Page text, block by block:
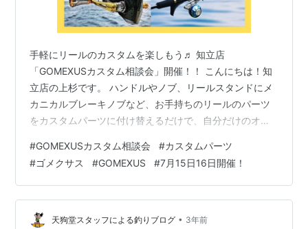
手軽にリールのカスタムを楽しもう♬ 知立店
「GOMEXUSカスタム相談会」開催！！ こんにちは！知
立店の上杉です。 ハンドルやノブ、リールスタンドにメ
カニカルブレーキノブなど、お手持ちのリールのパーツ
をカスタムパーツに付け替えるだけで、自分だけのオリ
たリールでライトジギング楽しんでいます。 カーボンハ
ンドルにカスタムしたリール。軽量化したうえに高感
度！ 細かいアタリもバッチリ！！ 皆が使ってるこのリー
ルも、カスタムすれば間違えません(笑) お気に入りのハ
ンドルにカスタムするだけで、釣りももっと楽しくなり
#GOMEXUSカスタム相談会 #カスタムパーツ
#ゴメクサス #GOMEXUS #7月15日16日開催！
天狗堂スタッフによる釣りブログ • 3年前